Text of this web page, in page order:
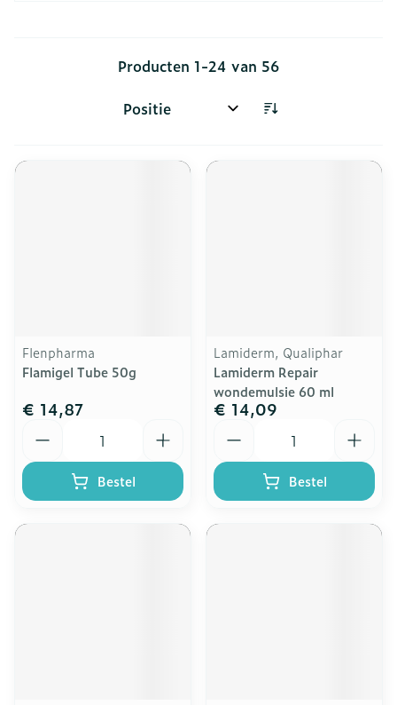
Producten 1-24 van 56
Sorteer op:
Flenpharma
Flamigel Tube 50g
€ 14,87
Bestel
Lamiderm, Qualiphar
Lamiderm Repair
wondemulsie 60 ml
€ 14,09
Bestel